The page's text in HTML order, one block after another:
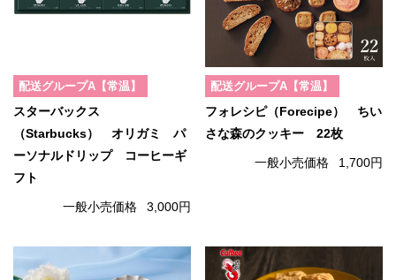
配送グループA【常温】
スターバックス
（Starbucks） オリガミ パ
ーソナルドリップ コーヒーギ
フト
一般小売価格 3,000円
配送グループA【常温】
フォレシピ（Forecipe） ちい
さな森のクッキー 22枚
一般小売価格 1,700円